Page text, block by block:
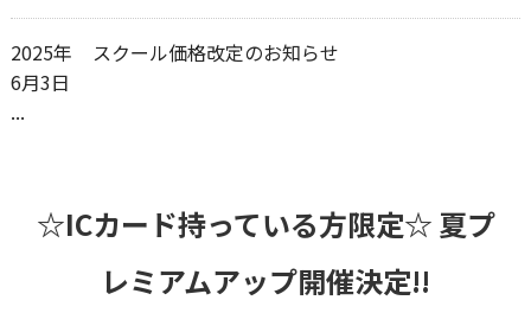
2025年
6月3日
スクール価格改定のお知らせ
...
☆ICカード持っている方限定☆ 夏プ
レミアムアップ開催決定!!